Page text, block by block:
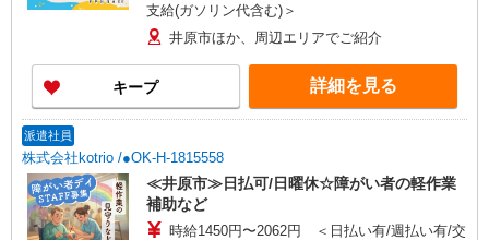
支給(ガソリン代含む)＞
井原市ほか、周辺エリアでご紹介
キープ 詳細を見る
派遣社員
株式会社kotrio /●OK-H-1815558
≪井原市≫日払可/日曜休☆障がい者の軽作業
補助など
時給1450円〜2062円 ＜日払い有/週払い有/交